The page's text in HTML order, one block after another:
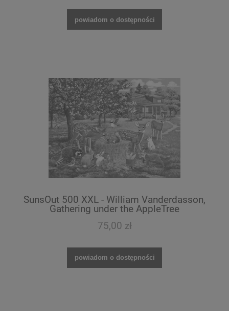
powiadom o dostępności
SunsOut 500 XXL - William Vanderdasson,
Gathering under the AppleTree
75,00 zł
powiadom o dostępności